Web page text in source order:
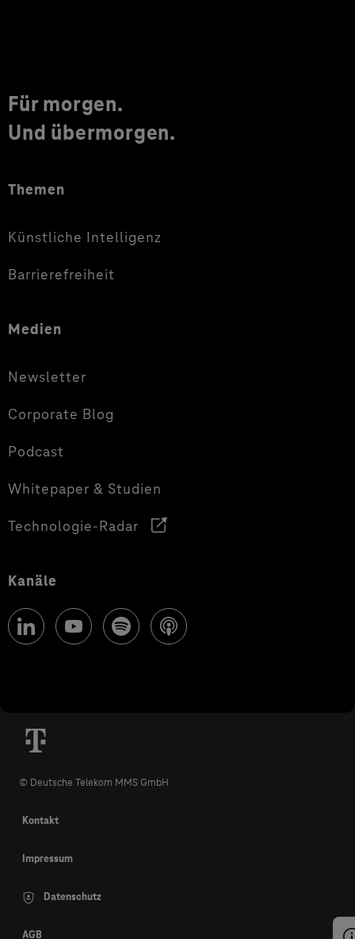
Für morgen.
Und übermorgen.
Themen
Künstliche Intelligenz
Barrierefreiheit
Medien
Newsletter
Corporate Blog
Podcast
Whitepaper & Studien
Technologie-Radar
Kanäle
© Deutsche Telekom MMS GmbH
Kontakt
Impressum
Datenschutz
AGB